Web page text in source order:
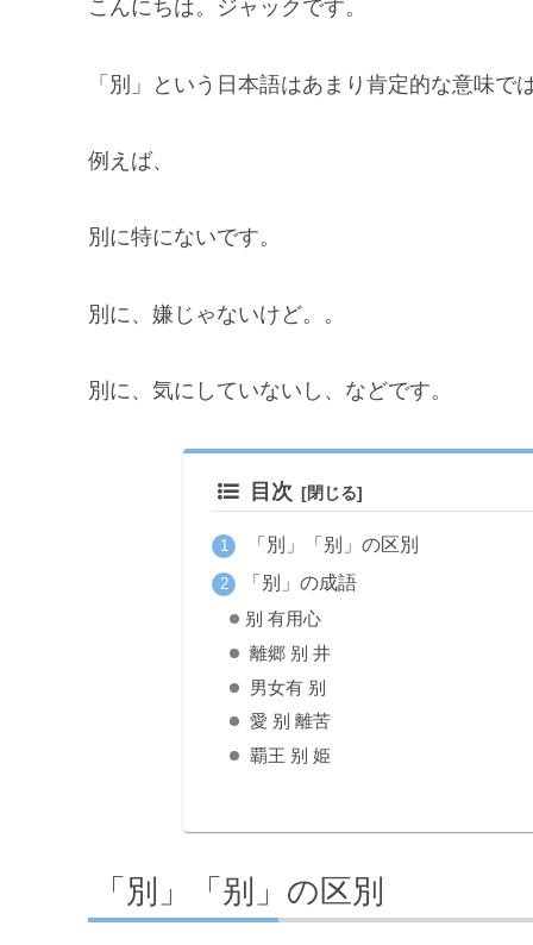
こんにちは。ジャックです。
「別」という日本語はあまり肯定的な意味で
例えば、
別に特にないです。
別に、嫌じゃないけど。。
別に、気にしていないし、などです。
目次
「別」「别」の区別
「别」の成語
别 有用心
離郷 别 井
男女有 别
愛 别 離苦
覇王 别 姫
「別」「别」の区別